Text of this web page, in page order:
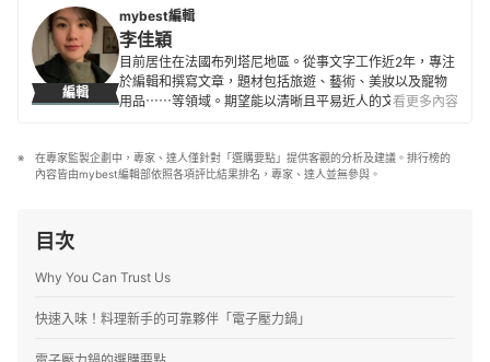
更多次於海內外料理競賽中獲得佳績。 「酸甜苦辣鹹，五
味人生」，作為一位熱愛美食並樂於分享的品牌廚藝顧
問，深深體會到食物如何透過味覺起伏來記錄和感受生活
的豐富多彩。希望藉由分享讓更多人體驗到美食的魅力，
並品味生活中的每個瞬間。
歐家瑋的簡介
編輯
mybest編輯
李佳穎
目前居住在法國布列塔尼地區。從事文字工作近2年，專注
於編輯和撰寫文章，題材包括旅遊、藝術、美妝以及寵物
用品⋯⋯等領域。期望能以清晰且平易近人的文字，提供
給這個世界一些美好及熱情。
李佳穎的簡介
看更多內容
在專家監製企劃中，專家、達人僅針對「選購要點」提供客觀的分析及建議。排行榜的
內容皆由mybest編輯部依照各項評比結果排名，專家、達人並無參與。
目次
Why You Can Trust Us
快速入味！料理新手的可靠夥伴「電子壓力鍋」